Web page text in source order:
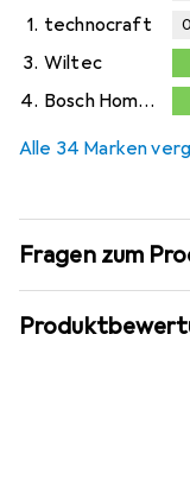
1. technocraft 0
3. Wiltec
0,2
4. Bosch Home & Garden
Alle 34 Marken
Fragen zum